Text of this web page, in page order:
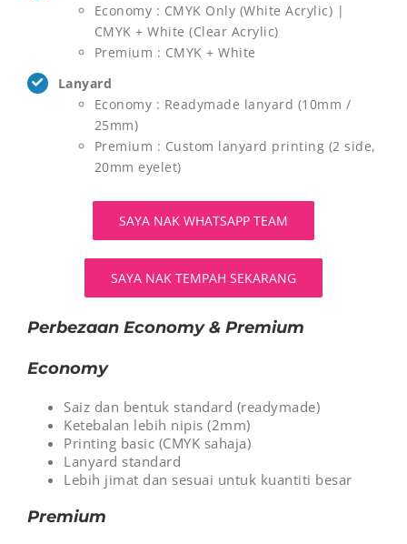
Economy : CMYK Only (White Acrylic) |
CMYK + White (Clear Acrylic)
Premium : CMYK + White
Lanyard
Economy : Readymade lanyard (10mm /
25mm)
Premium : Custom lanyard printing (2 side,
20mm eyelet)
SAYA NAK WHATSAPP TEAM
SAYA NAK TEMPAH SEKARANG
Perbezaan Economy & Premium
Economy
Saiz dan bentuk standard (readymade)
Ketebalan lebih nipis (2mm)
Printing basic (CMYK sahaja)
Lanyard standard
Lebih jimat dan sesuai untuk kuantiti besar
Premium